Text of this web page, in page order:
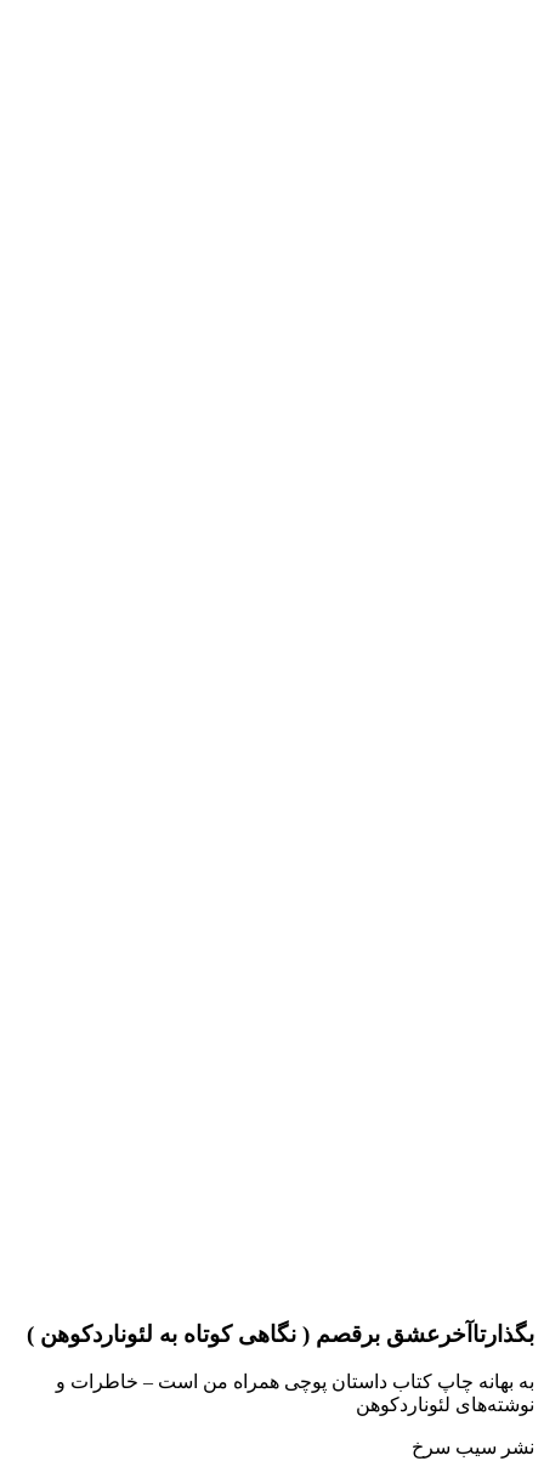
بگذارتاآخرعشق برقصم ( نگاهی کوتاه به لئوناردکوهن )
به بهانه چاپ كتاب داستان پوچی همراه من است – خاطرات و
نوشته‌های لئوناردکوهن
نشر سيب سرخ